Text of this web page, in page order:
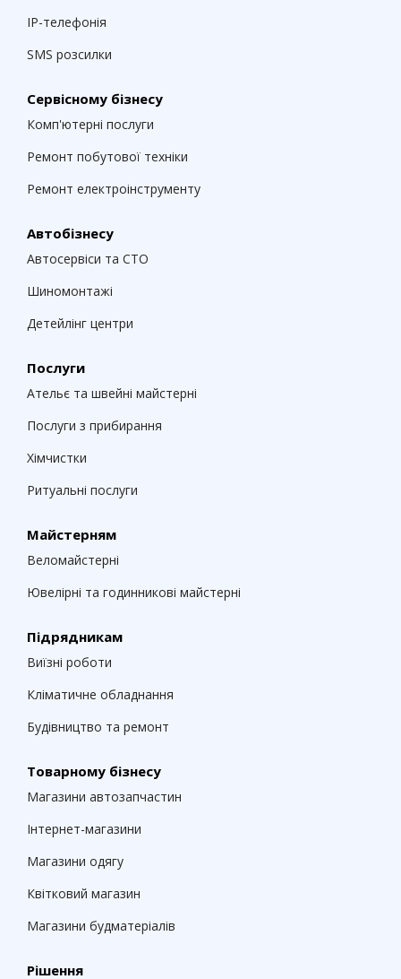
IP-телефонія
SMS розсилки
Сервісному бізнесу
Комп'ютерні послуги
Ремонт побутової техніки
Ремонт електроінструменту
Автобізнесу
Автосервіси та СТО
Шиномонтажі
Детейлінг центри
Послуги
Ательє та швейні майстерні
Послуги з прибирання
Хімчистки
Ритуальні послуги
Майстерням
Веломайстерні
Ювелірні та годинникові майстерні
Підрядникам
Виїзні роботи
Кліматичне обладнання
Будівництво та ремонт
Товарному бізнесу
Магазини автозапчастин
Інтернет-магазини
Магазини одягу
Квітковий магазин
Магазини будматеріалів
Рішення